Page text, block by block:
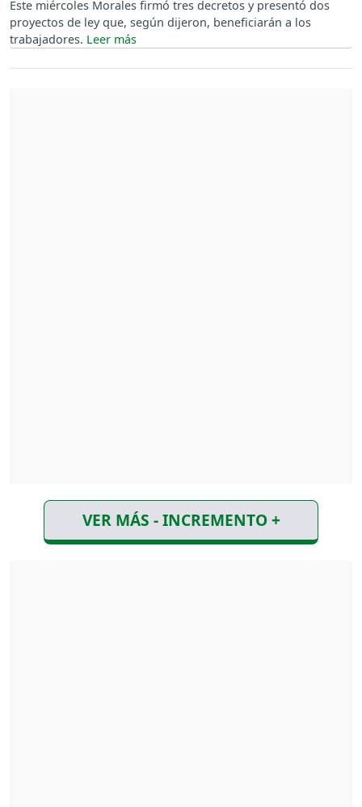
Este miércoles Morales firmó tres decretos y presentó dos
proyectos de ley que, según dijeron, beneficiarán a los
trabajadores.
VER MÁS - INCREMENTO +